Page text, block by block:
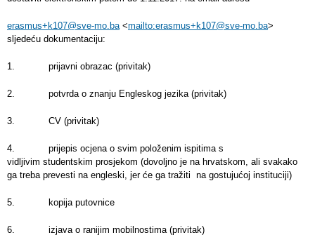
erasmus+k107@sve-mo.ba<mailto:erasmus+k107@sve-mo.ba>
sljedeću dokumentaciju:
1. prijavni obrazac (privitak)
2. potvrda o znanju Engleskog jezika (privitak)
3. CV (privitak)
4. prijepis ocjena o svim položenim ispitima s
vidljivim studentskim prosjekom (dovoljno je na hrvatskom, ali svakako
ga treba prevesti na engleski, jer će ga tražiti na gostujućoj instituciji)
5. kopija putovnice
6. izjava o ranijim mobilnostima (privitak)